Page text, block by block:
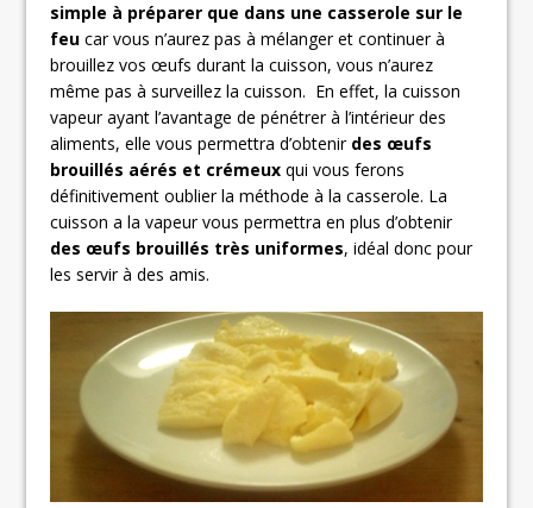
simple à préparer que dans une casserole sur le
feu car vous n’aurez pas à mélanger et continuer à
brouillez vos œufs durant la cuisson, vous n’aurez
même pas à surveillez la cuisson. En effet, la cuisson
vapeur ayant l’avantage de pénétrer à l’intérieur des
aliments, elle vous permettra d’obtenir des œufs
brouillés aérés et crémeux qui vous ferons
définitivement oublier la méthode à la casserole. La
cuisson a la vapeur vous permettra en plus d’obtenir
des œufs brouillés très uniformes, idéal donc pour
les servir à des amis.